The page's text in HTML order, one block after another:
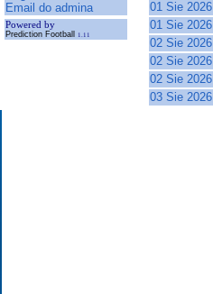
Email do admina
Powered by
Prediction Football 1.11
01 Sie 2026
01 Sie 2026
02 Sie 2026
02 Sie 2026
02 Sie 2026
03 Sie 2026